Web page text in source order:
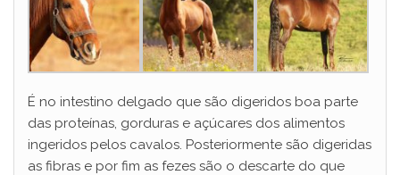
É no intestino delgado que são digeridos boa parte
das proteínas, gorduras e açúcares dos alimentos
ingeridos pelos cavalos. Posteriormente são digeridas
as fibras e por fim as fezes são o descarte do que